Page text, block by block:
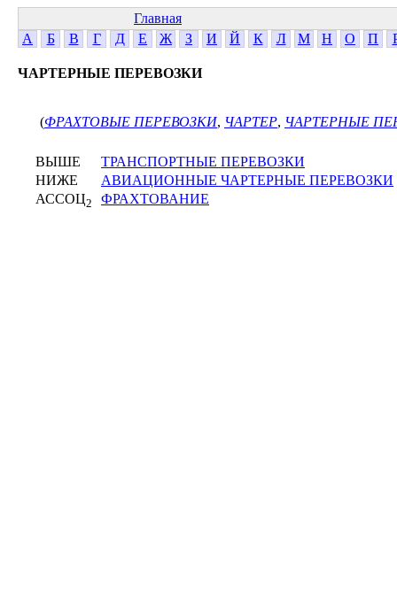
Главная
А
Б В Г Д Е Ж З И Й К Л М Н О П
ЧАРТЕРНЫЕ ПЕРЕВОЗКИ
(ФРАХТОВЫЕ ПЕРЕВОЗКИ, ЧАРТЕР, ЧАРТЕРНЫЕ
ВЫШЕ
ТРАНСПОРТНЫЕ ПЕРЕВОЗКИ
НИЖЕ
АВИАЦИОННЫЕ ЧАРТЕРНЫЕ ПЕРЕВОЗКИ
АССОЦ2 ФРАХТОВАНИЕ